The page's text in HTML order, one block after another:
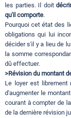
les parties. Il doit
qu'il comporte.
Pourquoi cet état des
obligations qui lui
décider s'il y a lieu de
la somme
dû effectuer.
>Révision du montant
Le loyer est librement
d'augmenter le
courant à compter de
de la dernière révision